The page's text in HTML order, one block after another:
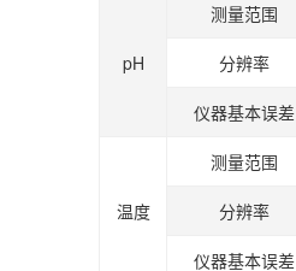
pH
测量范围
分辨率
仪器基本误差
温度
测量范围
分辨率
仪器基本误差